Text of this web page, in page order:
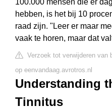
100.000 mensen die er
hebben, is het bij 10
raad zijn. "Leer er maar
vaak te horen, maar dat
Verzoek tot verwijderen van
op eenvandaag.avrotros.nl
Understanding
Tinnitus